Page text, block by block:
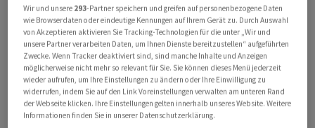
Der US-Arbeitsmarkt boomt zu Jahresbeginn noch weit
stärker als erwartet. Es kamen 353.000 neue Jobs
ausserhalb der Landwirtschaft hinzu, wie aus dem am
Freitag veröffentlichten Arbeitsmarktbericht der
Wir und unsere 293-Partner speichern und greifen auf personenbezogene Daten
wie Browserdaten oder eindeutige Kennungen auf Ihrem Gerät zu. Durch Auswahl
von Akzeptieren aktivieren Sie Tracking-Technologien für die unter „Wir und
unsere Partner verarbeiten Daten, um Ihnen Dienste bereitzustellen“ aufgeführten
Zwecke. Wenn Tracker deaktiviert sind, sind manche Inhalte und Anzeigen
möglicherweise nicht mehr so relevant für Sie. Sie können dieses Menü jederzeit
wieder aufrufen, um Ihre Einstellungen zu ändern oder Ihre Einwilligung zu
widerrufen, indem Sie auf den Link Voreinstellungen verwalten am unteren Rand
der Webseite klicken. Ihre Einstellungen gelten innerhalb unseres Website. Weitere
Informationen finden Sie in unserer Datenschutzerklärung.